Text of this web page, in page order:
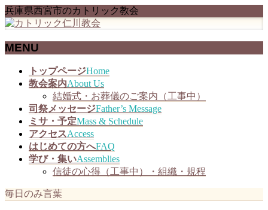
兵庫県西宮市のカトリック教会
MENU
トップページHome
教会案内About Us
結婚式・お葬儀のご案内（工事中）
司祭メッセージFather’s Message
ミサ・予定Mass & Schedule
アクセスAccess
はじめての方へFAQ
学び・集いAssemblies
信徒の心得（工事中）・組織・規程
毎日のみ言葉